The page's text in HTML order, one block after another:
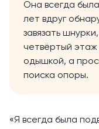
Она всегда
лет вдруг
завязать
четвёртый этаж
одышкой, а
поиска опоры.
«Я всегда была